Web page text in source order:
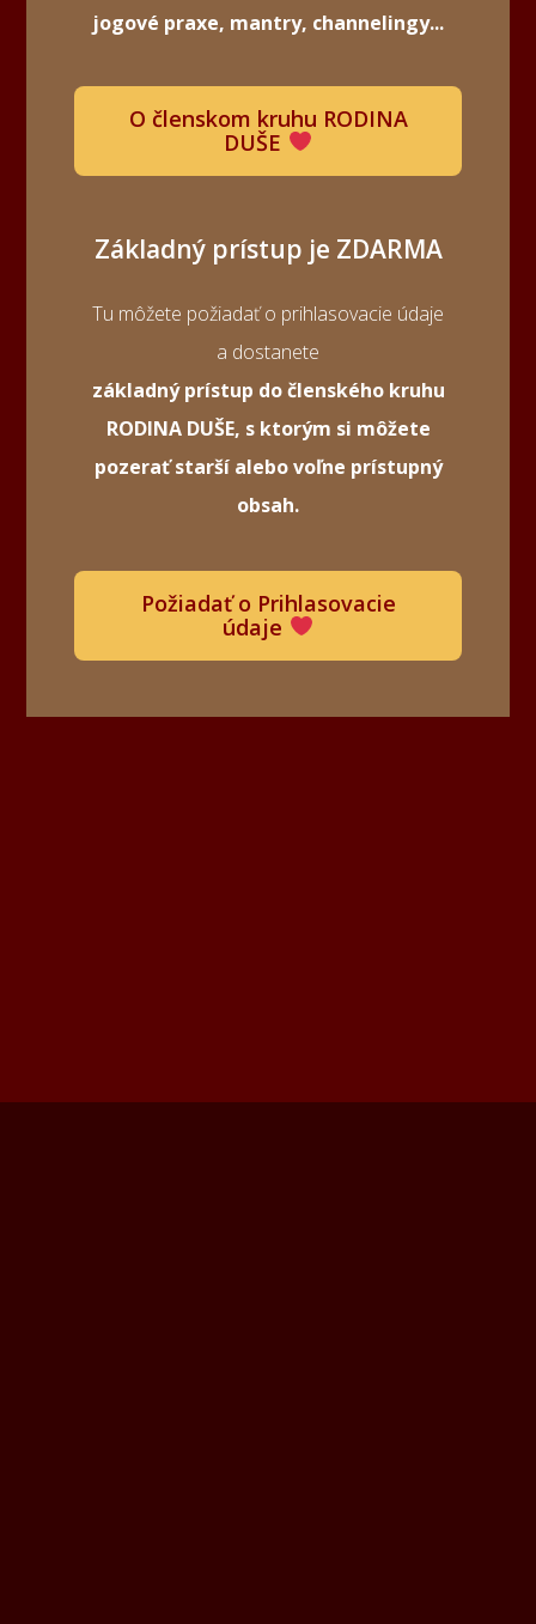
jogové praxe, mantry, channelingy...
O členskom kruhu RODINA
DUŠE
Základný prístup je ZDARMA
Tu môžete požiadať o prihlasovacie údaje
a dostanete
základný prístup do členského kruhu
RODINA DUŠE, s ktorým si môžete
pozerať starší alebo voľne prístupný
obsah.
Požiadať o Prihlasovacie
údaje